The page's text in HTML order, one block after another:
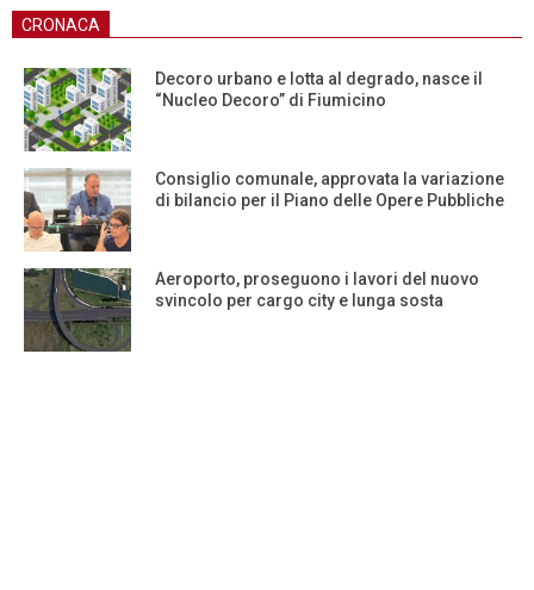
CRONACA
Decoro urbano e lotta al degrado, nasce il
“Nucleo Decoro” di Fiumicino
Consiglio comunale, approvata la variazione
di bilancio per il Piano delle Opere Pubbliche
Aeroporto, proseguono i lavori del nuovo
svincolo per cargo city e lunga sosta